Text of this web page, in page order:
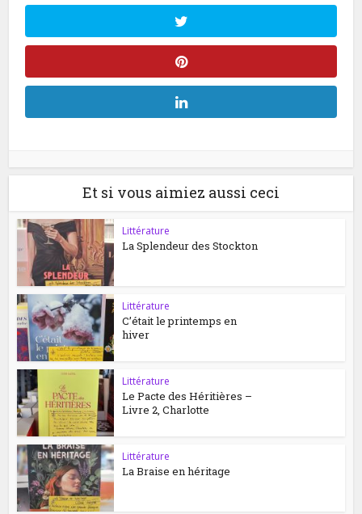
Et si vous aimiez aussi ceci
Littérature
La Splendeur des Stockton
Littérature
C’était le printemps en
hiver
Littérature
Le Pacte des Héritières –
Livre 2, Charlotte
Littérature
La Braise en héritage